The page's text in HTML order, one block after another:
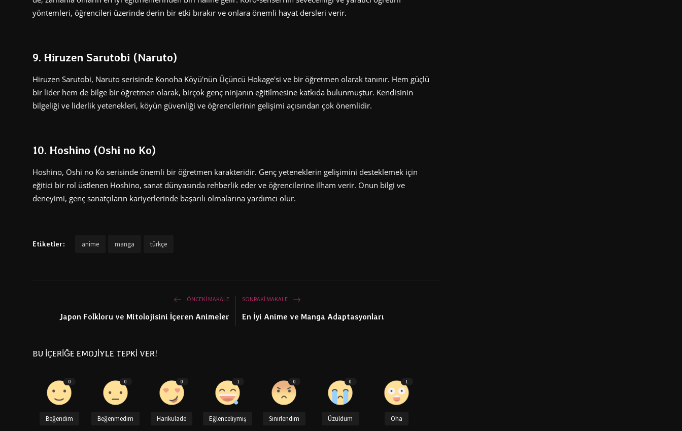
yöntemleri, öğrencileri üzerinde derin bir etki bırakır ve onlara önemli hayat dersleri verir.
9. Hiruzen Sarutobi (Naruto)
Hiruzen Sarutobi, Naruto serisinde Konoha Köyü'nün Üçüncü Hokage'si ve bir öğretmen olarak tanınır. Hem güçlü
bir lider hem de bilge bir öğretmen olarak, birçok genç ninjanın eğitilmesine katkıda bulunmuştur. Kendisinin
bilgeliği ve liderlik yetenekleri, köyün güvenliği ve öğrencilerinin gelişimi açısından çok önemlidir.
10. Hoshino (Oshi no Ko)
Hoshino, Oshi no Ko serisinde önemli bir öğretmen karakteridir. Genç yeteneklerin gelişimini desteklemek için
eğitici bir rol üstlenen Hoshino, sanat dünyasında rehberlik eder ve öğrencilerine ilham verir. Onun bilgi ve
deneyimi, genç sanatçıların kariyerlerinde başarılı olmalarına yardımcı olur.
Etiketler: anime manga türkçe
ÖNCEKI MAKALE
Japon Folkloru ve Mitolojisini İçeren Animeler
SONRAKI MAKALE
En İyi Anime ve Manga Adaptasyonları
BU İÇERİĞE EMOJİYLE TEPKİ VER!
0
Beğendim
0
Beğenmedim
0
Harikulade
1
Eğlenceliymiş
0
Sinirlendim
0
Üzüldüm
1
Oha